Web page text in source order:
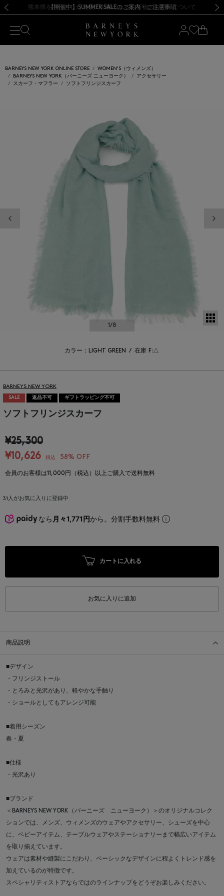
新規登録のお客様も対象！＜MY BARNEYS＞会員のお客様は11,000円（税込）以上のお買上げで常時送料無料！お買い物の際は会員登録を！
【夏季休業に伴う返品・交換承り一時停止のお知らせ】（2026.8.5）
熊本県を中心とした地震の影響によるお荷物のお届けについて
【開催中】SUMMER SALEのご案内・ご注意事項 新規登録のお客様も対象！＜MY BARNEYS＞会員のお客様は11,000円（税込）以上のお買上げで常時送料無料！お買い物の際は会員登録を！
【夏季休業に伴う返品・交換承り一時停止のお知らせ】（2026.8.5）
BARNEYS NEW YORK ONLINE STORE
WOMEN'S（ウィメンズ）
BARNEYS NEW YORK（バーニーズ ニューヨーク）
アクセサリー
スカーフ・マフラー
ソフトフリンジスカーフ
1/8
カラー：LIGHT GREEN / 在庫 F:△
BARNEYS NEW YORK
SALE 返品不可 ギフトラッピング不可
ソフトフリンジスカーフ
¥25,300
¥10,626
税込 58% OFF
会員のお客様は11,000円（税込）以上ご購入で送料無料
31 人がお気に入りに登録中
なら 月々1,771円から。分割手数料無料
カートに入れる
お気に入りに追加
商品説明
■デザイン
・フリンジストール
・とろみと光沢があり、軽やかな手触り
・ショールとしてもアレンジ可能
■着用シーズン
春・夏
■仕様
・光沢あり
■ブランド
＜BARNEYS NEW YORK（バーニーズ ニューヨーク）＞のオリジナルコレク
ションでは、メンズ、ウィメンズのウェアやアクセサリー、シューズを中心
に、ベビーアイテム、テーブルウェアやステーショナリーまで幅広いアイテム
を取り揃えています。
ウェアは素材や縫製にこだわり、ベーシックなデザインに程よくトレンド感を
加えているのが特徴です。
スペシャリティストアならではのラインナップをどうぞお楽しみください。